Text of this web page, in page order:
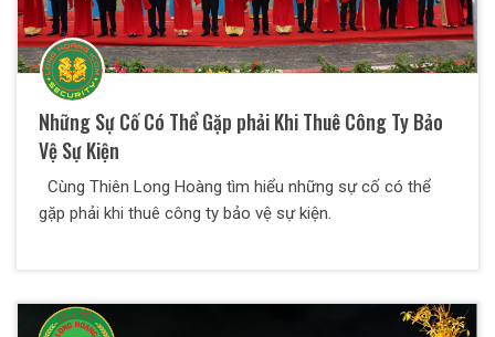
Những Sự Cố Có Thể Gặp phải Khi Thuê Công Ty Bảo
Vệ Sự Kiện
Cùng Thiên Long Hoàng tìm hiểu những sự cố có thể
gặp phải khi thuê công ty bảo vệ sự kiện.